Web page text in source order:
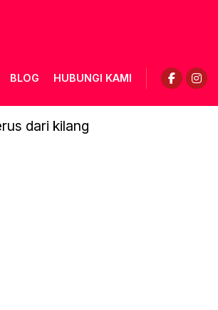
BLOG HUBUNGI KAMI
dari kilang